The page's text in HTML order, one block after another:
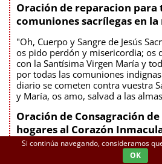
Oración de reparacion para
comuniones sacrílegas en la
"Oh, Cuerpo y Sangre de Jesús
os pido perdón y misericordia; os
con la Santísima Virgen María y
por todas las comuniones
diario se cometen contra vuestra
y María, os amo, salvad a las
Oración de Consagración
hogares al Corazón
"Oh Corazón Inmaculado de
consagro mi familia y hogar y
Si continúa navegando, consideramos
OK